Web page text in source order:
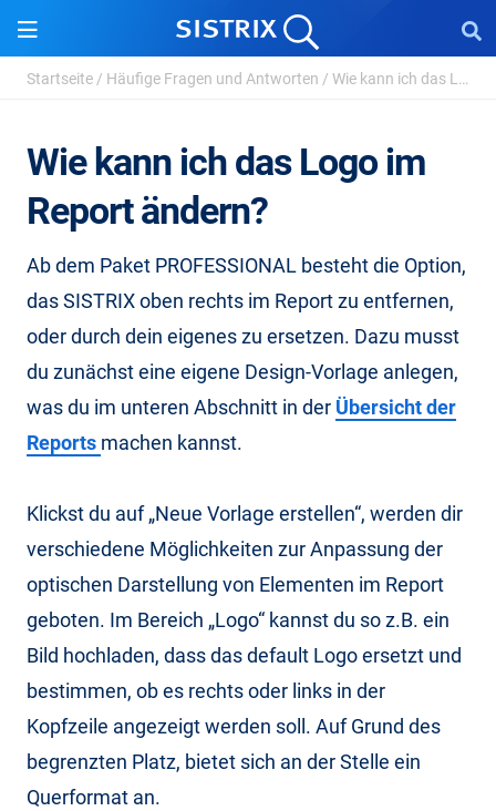
Startseite / Häufige Fragen und Antworten / Wie kann ich das Logo im Report ändern?
Wie kann ich das Logo im
Report ändern?
Ab dem Paket PROFESSIONAL besteht die Option,
das SISTRIX oben rechts im Report zu entfernen,
oder durch dein eigenes zu ersetzen. Dazu musst
du zunächst eine eigene Design-Vorlage anlegen,
was du im unteren Abschnitt in der Übersicht der
Reports machen kannst.
Klickst du auf „Neue Vorlage erstellen“, werden dir
verschiedene Möglichkeiten zur Anpassung der
optischen Darstellung von Elementen im Report
geboten. Im Bereich „Logo“ kannst du so z.B. ein
Bild hochladen, dass das default Logo ersetzt und
bestimmen, ob es rechts oder links in der
Kopfzeile angezeigt werden soll. Auf Grund des
begrenzten Platz, bietet sich an der Stelle ein
Querformat an.